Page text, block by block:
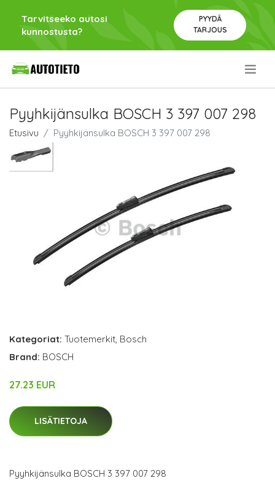
Tarvitseeko autosi
kunnostusta?
PYYDÄ
TARJOUS
Pyyhkijänsulka BOSCH 3 397 007 298
Etusivu Pyyhkijänsulka BOSCH 3 397 007 298
Kategoriat: Tuotemerkit Bosch
Brand: BOSCH
27.23 EUR
LISÄTIETOJA
Pyyhkijänsulka BOSCH 3 397 007 298